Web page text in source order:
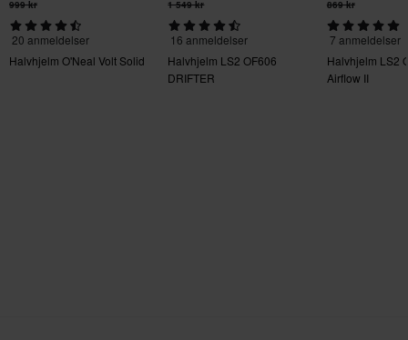
999 kr
20 anmeldelser
Halvhjelm O'Neal Volt Solid
1 549 kr
16 anmeldelser
Halvhjelm LS2 OF606
DRIFTER
869 kr
7 anmeldelser
Halvhjelm LS2
Airflow II